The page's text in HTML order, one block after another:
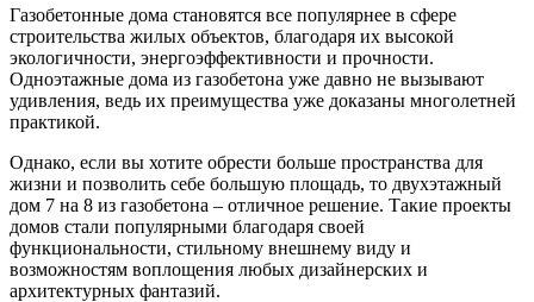
Газобетонные дома становятся все популярнее в сфере
строительства жилых объектов, благодаря их высокой
экологичности, энергоэффективности и прочности.
Одноэтажные дома из газобетона уже давно не вызывают
удивления, ведь их преимущества уже доказаны многолетней
практикой.
Однако, если вы хотите обрести больше пространства для
жизни и позволить себе большую площадь, то двухэтажный
дом 7 на 8 из газобетона – отличное решение. Такие проекты
домов стали популярными благодаря своей
функциональности, стильному внешнему виду и
возможностям воплощения любых дизайнерских и
архитектурных фантазий.